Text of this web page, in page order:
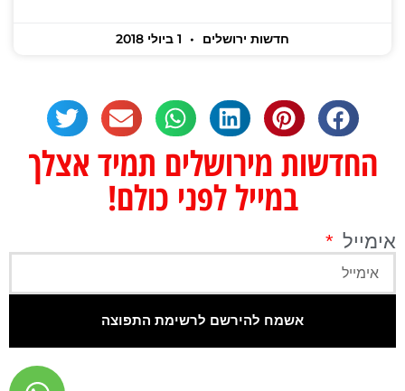
חדשות ירושלים
החדשות מירושלים תמיד אצלך
במייל לפני כולם!
אימייל
אשמח להירשם לרשימת התפוצה